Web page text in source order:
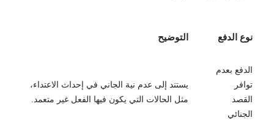
نوع الدفع التوضيح
الدفع بعدم
توافر
القصد
الجنائي
يستند إلى عدم نية الجاني في إحداث الاعتداء،
مثل الحالات التي يكون فيها الفعل غير متعمد.